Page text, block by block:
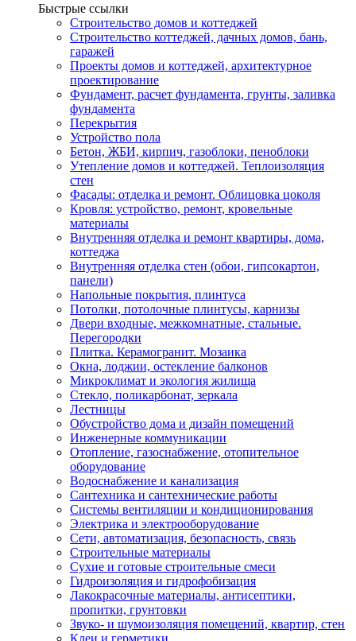
Быстрые ссылки
Строительство домов и коттеджей
Строительство коттеджей, дачных домов, бань,
гаражей
Проекты домов и коттеджей, архитектурное
проектирование
Фундамент, расчет фундамента, грунты, заливка
фундамента
Перекрытия
Устройство пола
Бетон, ЖБИ, кирпич, газоблоки, пеноблоки
Утепление домов и коттеджей. Теплоизоляция
стен
Фасады: отделка и ремонт. Облицовка цоколя
Кровля: устройство, ремонт, кровельные
материалы
Внутренняя отделка и ремонт квартиры, дома,
коттеджа
Внутренняя отделка стен (обои, гипсокартон,
панели)
Напольные покрытия, плинтуса
Потолки, потолочные плинтусы, карнизы
Двери входные, межкомнатные, стальные.
Перегородки
Плитка. Керамогранит. Мозаика
Окна, лоджии, остекление балконов
Микроклимат и экология жилища
Стекло, поликарбонат, зеркала
Лестницы
Обустройство дома и дизайн помещений
Инженерные коммуникации
Отопление, газоснабжение, отопительное
оборудование
Водоснабжение и канализация
Сантехника и сантехнические работы
Системы вентиляции и кондиционирования
Электрика и электрооборудование
Сети, автоматизация, безопасность, связь
Строительные материалы
Сухие и готовые строительные смеси
Гидроизоляция и гидрофобизация
Лакокрасочные материалы, антисептики,
пропитки, грунтовки
Звуко- и шумоизоляция помещений, квартир, стен
Клеи и герметики